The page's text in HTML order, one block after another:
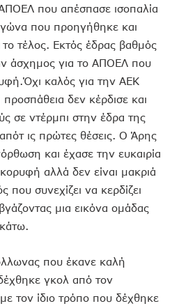
που απέσπασε ισοπαλία
που προηγήθηκε και
τέλος. Εκτός έδρας βαθμός
άσχημος για το ΑΠΟΕΛ που
καλός για την ΑΕΚ
δεν κέρδισε και
σε ντέρμπι στην έδρα της
ις πρώτες θέσεις. Ο Άρης
και έχασε την ευκαιρία
αλλά δεν είναι μακριά
συνεχίζει να κερδίζει
μια εικόνα ομάδας
που έκανε καλή
γκολ από τον
τον ίδιο τρόπο που δέχθηκε